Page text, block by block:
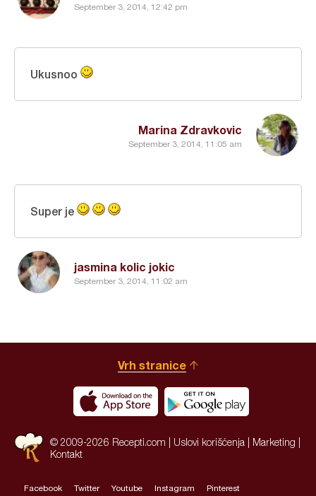
September 3, 2014, 12:42 pm
Marina Zdravkovic
September 3, 2014, 11:05 am
Ukusnoo
jasmina kolic jokic
September 3, 2014, 11:02 am
Super je
Vrh stranice
© 2009-2026 Recepti.com | Uslovi korišćenja Marketing
Kontakt
Facebook Twitter Youtube Instagram Pinterest